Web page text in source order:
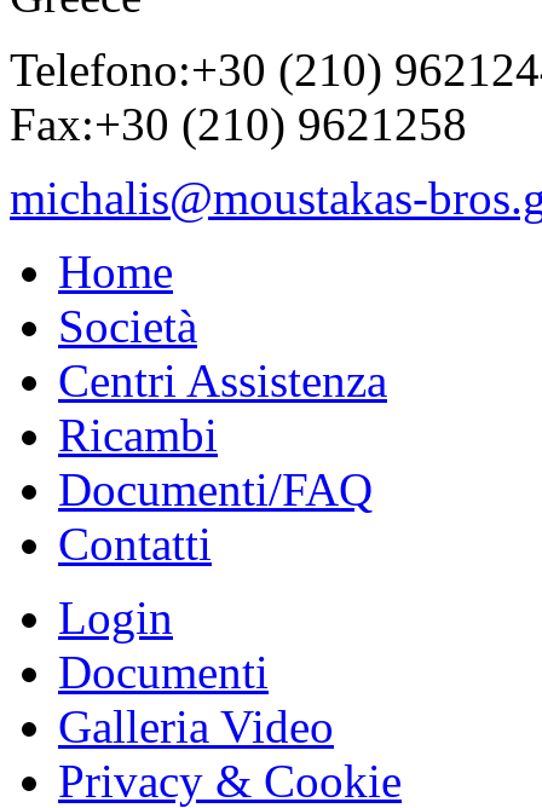
Telefono:+30 (210)
Fax:+30 (210) 9621258
michalis@moustakas-
Home
Società
Centri Assistenza
Ricambi
Documenti/FAQ
Contatti
Login
Documenti
Galleria Video
Privacy & Cookie